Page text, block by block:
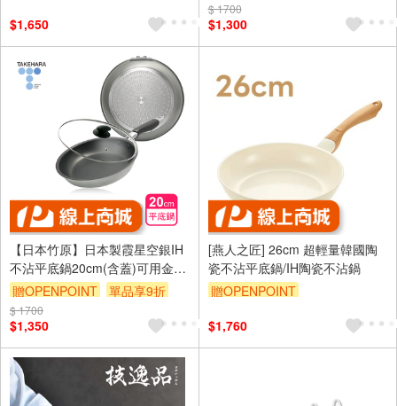
$1,650
訂單滿 2000 元折抵 100元
（運費不算在 2000 元的範圍
內）
$ 1700
$1,300
【日本竹原】日本製霞星空銀IH
不沾平底鍋20cm(含蓋)可用金屬
鏟/不挑爐具
贈OPENPOINT
單品享9折
訂單滿699享9折
$ 1700
$1,350
[燕人之匠] 26cm 超輕量韓國陶
瓷不沾平底鍋/IH陶瓷不沾鍋
贈OPENPOINT
$1,760